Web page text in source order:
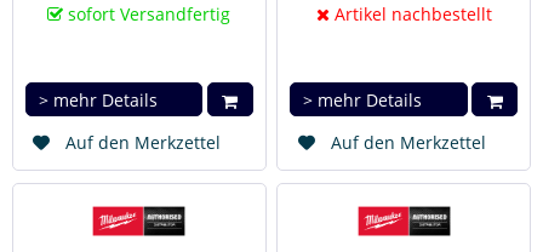
sofort Versandfertig
> mehr Details
Auf den Merkzettel
Artikel nachbestellt
> mehr Details
Auf den Merkzettel